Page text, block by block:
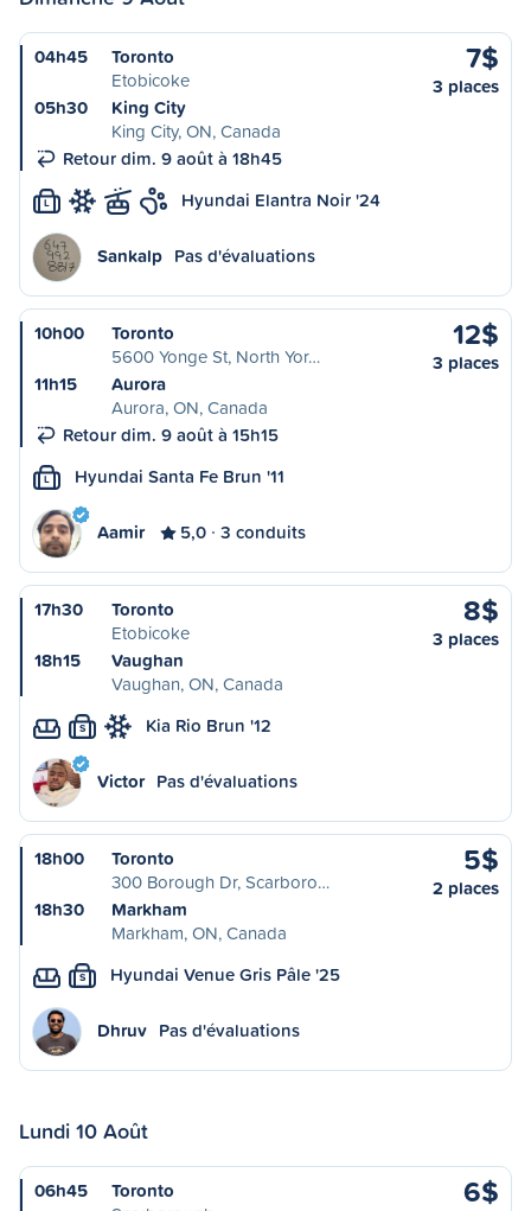
04h45
Toronto
Etobicoke
05h30
King City
King City, ON, Canada
Retour dim. 9 août à 18h45
7$
3 places
L Hyundai Elantra Noir '24
Sankalp Pas d'évaluations
10h00
Toronto
5600 Yonge St, North Yor…
11h15
Aurora
Aurora, ON, Canada
Retour dim. 9 août à 15h15
12$
3 places
L Hyundai Santa Fe Brun '11
Aamir 5,0 3 conduits
17h30
Toronto
Etobicoke
18h15
Vaughan
Vaughan, ON, Canada
8$
3 places
S Kia Rio Brun '12
Victor Pas d'évaluations
18h00
Toronto
300 Borough Dr, Scarboro…
18h30
Markham
Markham, ON, Canada
5$
2 places
S Hyundai Venue Gris Pâle '25
Dhruv Pas d'évaluations
Lundi 10 Août
06h45
Toronto
6$